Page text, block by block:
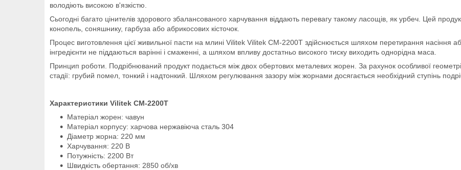
володіють високою в'язкістю.
Сьогодні багато цінителів здорового збалансованого харчування віддають перевагу такому ласощів, як урбеч. Цей
конопель, соняшнику, гарбуза або абрикосових кісточок.
Процес виготовлення цієї живильної пасти на млині Vilitek Vilitek CM-2200T здійснюється шляхом перетирання насіння
інгредієнти не піддаються варінні і смаженні, а шляхом впливу достатньо високого тиску виходить однорідна маса.
Принцип роботи. Подрібнюваний продукт подається між двох обертових металевих жорен. За рахунок особливої
стадії: грубий помел, тонкий і надтонкий. Шляхом регулювання зазору між жорнами досягається необхідний ступінь
Характеристики Vilitek CM-2200T
Матеріал жорен: чавун
Матеріал корпусу: харчова нержавіюча сталь 304
Діаметр жорна: 220 мм
Харчування: 220 В
Потужність: 2200 Вт
Швидкість обертання: 2850 об/хв